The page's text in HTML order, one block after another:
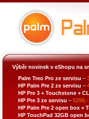
Výběr novinek v eShopu na
Palm Treo Pro ze servisu –
HP Palm Pre 2 ze servisu –
HP Pre 3 + Touchstone +
HP Pre 3 ze servisu – 5299,-
HP Palm Pre 2 open box +
HP TouchPad 32GB open